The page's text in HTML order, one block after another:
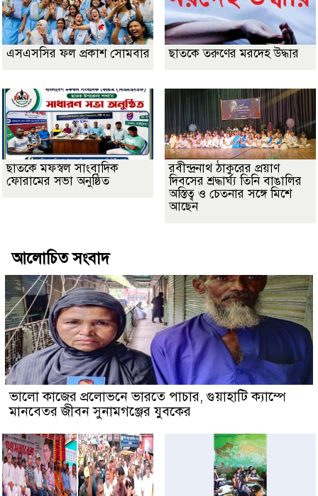
এসএসসির ফল প্রকাশ সোমবার ছাতকে তরুণের মরদেহ উদ্ধার
ছাতকে মফস্বল সাংবাদিক
ফোরামের সভা অনুষ্ঠিত
রবীন্দ্রনাথ ঠাকুরের প্রয়াণ
দিবসের শ্রদ্ধার্ঘ্য তিনি বাঙালির
অস্তিত্ব ও চেতনার সঙ্গে মিশে
আছেন
আলোচিত সংবাদ
ভালো কাজের প্রলোভনে ভারতে পাচার, গুয়াহাটি ক্যাম্পে
মানবেতর জীবন সুনামগঞ্জের যুবকের